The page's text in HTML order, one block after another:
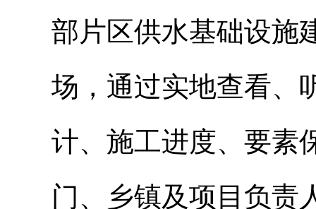
部片区供水基础设施
场，通过实地查看、
计、施工进度、要素
门、乡镇及项目负责